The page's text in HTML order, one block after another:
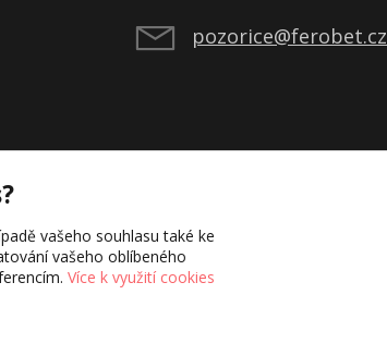
pozorice@ferobet.cz
vašeho souhlasu také ke
vašeho oblíbeného
Více k využití cookies